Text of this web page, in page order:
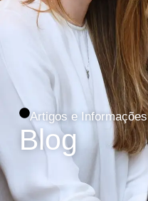
Artigos e Informações
Blog